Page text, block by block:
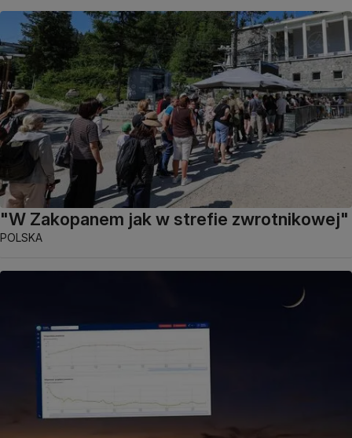
"W Zakopanem jak w strefie zwrotnikowej"
POLSKA